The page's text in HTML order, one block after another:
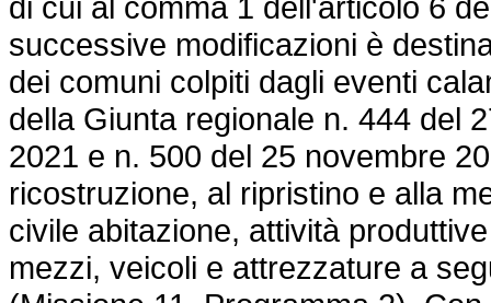
successive modificazioni è
dei comuni colpiti dagli eventi
della Giunta regionale n. 444 del
2021 e n. 500 del 25 novembre
ricostruzione, al ripristino e alla
civile abitazione, attività
mezzi, veicoli e attrezzature a